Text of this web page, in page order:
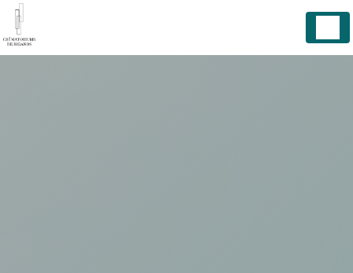
Panneau de gestion des cookies